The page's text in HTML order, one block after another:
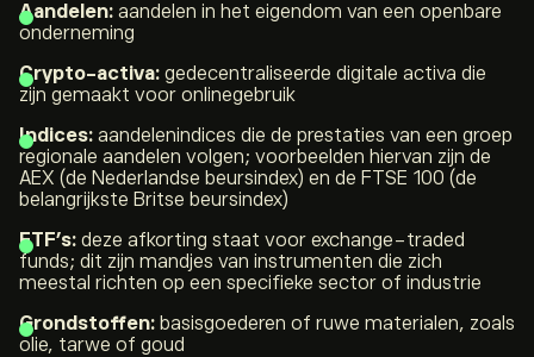
Aandelen: aandelen in het eigendom van een openbare
onderneming
Crypto-activa: gedecentraliseerde digitale activa die
zijn gemaakt voor onlinegebruik
Indices: aandelenindices die de prestaties van een groep
regionale aandelen volgen; voorbeelden hiervan zijn de
AEX (de Nederlandse beursindex) en de FTSE 100 (de
belangrijkste Britse beursindex)
ETF’s: deze afkorting staat voor exchange-traded
funds; dit zijn mandjes van instrumenten die zich
meestal richten op een specifieke sector of industrie
Grondstoffen: basisgoederen of ruwe materialen, zoals
olie, tarwe of goud